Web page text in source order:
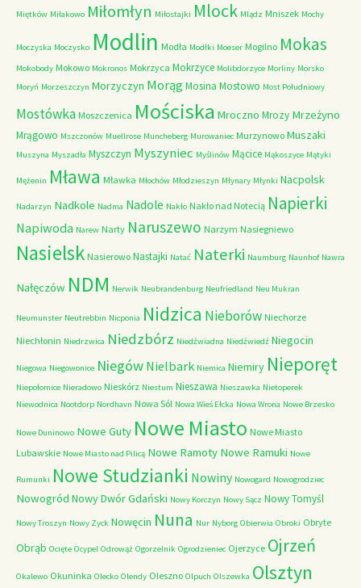
Miętków Miłakowo Miłomłyn Miłostajki Mlock Mlądz Mniszek Mochy
Moczyska Moczysko Modlin Modła Modłki Moeser Mogilno Mokas
Mokobody Mokowo Mokronos Mokrzyca Mokrzyce Molibdorzyce Morliny Morsko
Moryń Morzeszczyn Morzyczyn MorągMosina Mostowo Most Południowy
Mostówka Moszczenica Mościska Mroczno Mrozy Mrzeżyno
Mrągowo Mszczonów Muellrose Muncheberg Murowaniec Murzynowo Muszaki
Muszyna Myszadła Myszczyn Myszyniec Myślinów Mącice Mąkoszyce Mątyki
Mężenin Mława Mławka Młochów Młodzieszyn Młynary Młynki Nacpolsk
Nadarzyn Nadkole Nadma Nadole Nakło Nakło nad Notecią Napierki
Napiwoda Narew Narty Naruszewo Narzym Nasiegniewo
Nasielsk Nasierowo Nastajki Natać Naterki Naumburg Naunhof Nawra
Nałęczów NDM Nerwik Neubrandenburg Neufriedland Neu Mukran
Neumunster Neutrebbin Nicponia Nidzica Nieborów Niechorze
Niechłonin Niedrzwica Niedzbórz Niedźwiadna Niedźwiedź Niegocin
Niegowa Niegowonice Niegów Nielbark Niemica Niemiry Nieporęt
Niepołomice Nieradowo Nieskórz Niestum Nieszawa Nieszawka Nietoperek
Niewodnica Nootdorp Nordhavn Nowa Sól Nowa Wieś Ełcka Nowa Wrona Nowe Brzesko
Nowe Duninowo Nowe Guty Nowe Miasto Nowe Miasto
Lubawskie Nowe Miasto nad Pilicą Nowe Ramoty Nowe Ramuki Nowe
Rumunki Nowe Studzianki Nowiny Nowogard Nowogrodziec
Nowogród Nowy Dwór Gdański Nowy Korczyn Nowy Sącz Nowy Tomyśl
Nowy Troszyn Nowy Zyck Nowęcin Nuna Nur Nyborg Obierwia Obroki Obryte
Obrąb Ocięte Ocypel Odrowąż Ogorzelnik Ogrodzieniec Ojerzyce Ojrzeń
Okalewo Okuninka Olecko Olendy Oleszno Olpuch Olszewka Olsztyn